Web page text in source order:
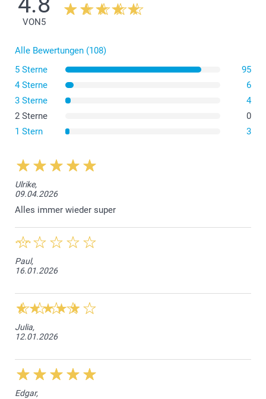
benötigen, entscheiden Sie sich für den Küchen-
Kalender, der 14 cm breit und 30 cm hoch ist. Hierbei
Option.
Wenn Sie ein Standardformat bevorzugen, entscheiden
Für einen grossen Wandkalender wählen Sie den
Wandkalender A3, der im Hoch- oder Querformat
erhältlich ist, oder den ""Klappkalender"", der an der
Wand aufgehängt einem A2-Wandkalender entspricht.
Dies ist der grösste unserer Wandkalender, mit einer
Breite von 29,7 cm und einer Höhe von 42 cm!
Der quadratische Wandkalender mit den Massen 29cm
x 29cm ist auch wegen seiner eleganten Proportionen
und seines modernen Designs sehr beliebt.
VON5
Alle Bewertungen (108)
5 Sterne
95
4 Sterne
6
3 Sterne
4
2 Sterne
0
1 Stern
3
Ulrike,
09.04.2026
Alles immer wieder super
Paul,
16.01.2026
Julia,
12.01.2026
Edgar,